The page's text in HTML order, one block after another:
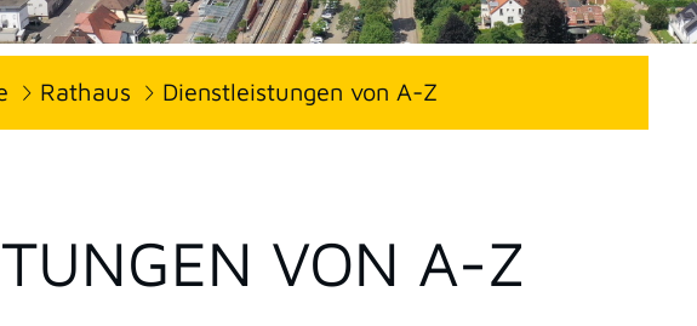
Rathaus Dienstleistungen von A-Z
VON A-Z